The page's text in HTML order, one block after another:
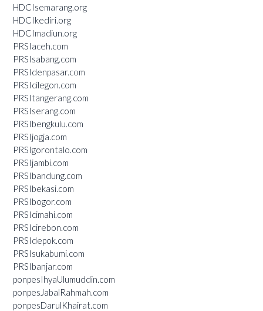
HDCIsemarang.org
HDCIkediri.org
HDCImadiun.org
PRSIaceh.com
PRSIsabang.com
PRSIdenpasar.com
PRSIcilegon.com
PRSItangerang.com
PRSIserang.com
PRSIbengkulu.com
PRSIjogja.com
PRSIgorontalo.com
PRSIjambi.com
PRSIbandung.com
PRSIbekasi.com
PRSIbogor.com
PRSIcimahi.com
PRSIcirebon.com
PRSIdepok.com
PRSIsukabumi.com
PRSIbanjar.com
ponpesIhyaUlumuddin.com
ponpesJabalRahmah.com
ponpesDarulKhairat.com